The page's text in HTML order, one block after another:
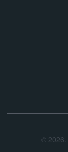
© 2026.